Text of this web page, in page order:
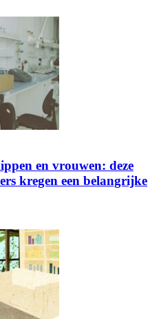
en vrouwen: deze
kregen een belangrijke